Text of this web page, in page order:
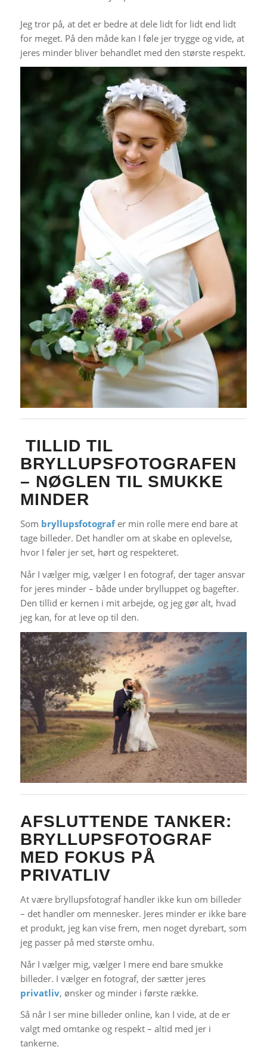
Jeg tror på, at det er bedre at dele lidt for lidt end lidt
for meget. På den måde kan I føle jer trygge og vide, at
jeres minder bliver behandlet med den største respekt.
TILLID TIL
BRYLLUPSFOTOGRAFEN
– NØGLEN TIL SMUKKE
MINDER
Som bryllupsfotografer min rolle mere end bare at
tage billeder. Det handler om at skabe en oplevelse,
hvor I føler jer set, hørt og respekteret.
Når I vælger mig, vælger I en fotograf, der tager ansvar
for jeres minder – både under brylluppet og bagefter.
Den tillid er kernen i mit arbejde, og jeg gør alt, hvad
jeg kan, for at leve op til den.
AFSLUTTENDE TANKER:
BRYLLUPSFOTOGRAF
MED FOKUS PÅ
PRIVATLIV
At være bryllupsfotograf handler ikke kun om billeder
– det handler om mennesker. Jeres minder er ikke bare
et produkt, jeg kan vise frem, men noget dyrebart, som
jeg passer på med største omhu.
Når I vælger mig, vælger I mere end bare smukke
billeder. I vælger en fotograf, der sætter jeres
privatliv, ønsker og minder i første række.
Så når I ser mine billeder online, kan I vide, at de er
valgt med omtanke og respekt – altid med jer i
tankerne.